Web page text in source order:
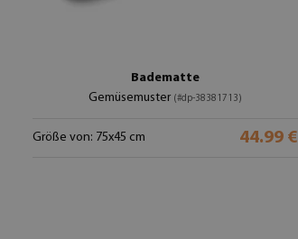
Badematte
Gemüsemuster (#dp-38381713)
Größe von: 75x45 cm 44.99 €